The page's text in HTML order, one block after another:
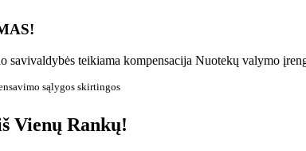
savivaldybės teikiama kompensacija Nuotekų valymo
sąlygos skirtingos
Vienų Rankų!